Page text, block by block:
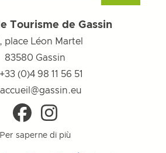
Tourisme de Gassin
place Léon Martel
83580 Gassin
+33 (0)4 98 11 56 51
accueil@gassin.eu
Per saperne di più